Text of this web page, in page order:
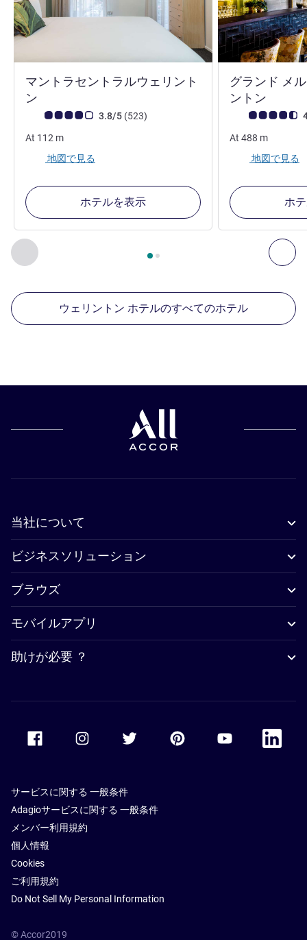
前に戻る - 周辺の他の施設 次
2ページ中 , 周辺の他の施設 1 :, 周辺の他の施設 2
マントラセントラルウェリント
ン
お客さまの声 (確認済みレビュー アコーホテルズ)
3.8/5 (523件のレビュー
)
At 112 m
地図で見る
ホテルを表示
グランド メ
ントン
お客さまの声 (
At 488 m
地図で見る
ホ
ウェリントン ホテルのすべてのホテル
当社について
ビジネスソリューション
ブラウズ
モバイルアプリ
助けが必要 ？
Accor Youtube
Accor
サービスに関する 一般条件
Adagioサービスに関する 一般条件
メンバー利用規約
個人情報
Cookies
ご利用規約
Do Not Sell My Personal Information
© Accor2019